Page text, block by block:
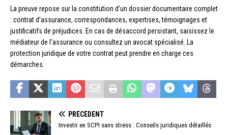
La preuve repose sur la constitution d’un dossier documentaire complet
: contrat d’assurance, correspondances, expertises, témoignages et
justificatifs de préjudices. En cas de désaccord persistant, saisissez le
médiateur de l’assurance ou consultez un avocat spécialisé. La
protection juridique de votre contrat peut prendre en charge ces
démarches.
PRÉCÉDENT
Investir en SCPI sans stress : Conseils juridiques détaillés